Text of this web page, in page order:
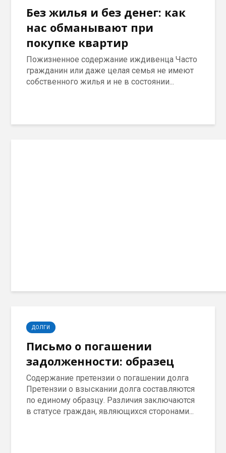
Без жилья и без денег: как
нас обманывают при
покупке квартир
Пожизненное содержание иждивенца Часто
гражданин или даже целая семья не имеют
собственного жилья и не в состоянии...
ДОЛГИ
Письмо о погашении
задолженности: образец
Содержание претензии о погашении долга
Претензии о взыскании долга составляются
по единому образцу. Различия заключаются
в статусе граждан, являющихся сторонами...